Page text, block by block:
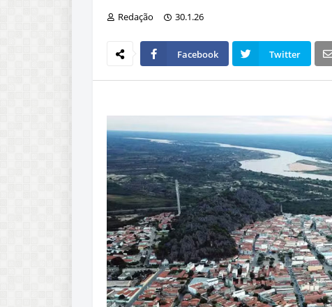
Redação 30.1.26
Facebook Twitter